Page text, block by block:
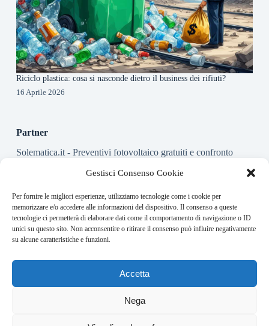
Gestisci Consenso Cookie
Per fornire le migliori esperienze, utilizziamo tecnologie come i cookie per
memorizzare e/o accedere alle informazioni del dispositivo. Il consenso a queste
tecnologie ci permetterà di elaborare dati come il comportamento di navigazione o ID
unici su questo sito. Non acconsentire o ritirare il consenso può influire negativamente
su alcune caratteristiche e funzioni.
Accetta
Nega
Riciclo plastica: cosa si nasconde dietro il business dei rifiuti?
16 Aprile 2026
Partner
Solematica.it- Preventivi fotovoltaico gratuiti e confronto
About this website
Energy-Bullet.it ogni giorno trova per te le notizie più rilevanti
in ambito finanziario.
Address:
VIA USODIMARE 3 - 37138 - VERONA (VR)
redazione@bullet-network.com